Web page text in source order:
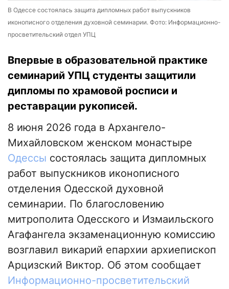
В Одессе состоялась защита дипломных работ выпускников
иконописного отделения духовной семинарии. Фото: Информационно-
просветительский отдел УПЦ
Впервые в образовательной практике
семинарий УПЦ студенты защитили
дипломы по храмовой росписи и
реставрации рукописей.
8 июня 2026 года в Архангело-
Михайловском женском монастыре
Одессы состоялась защита дипломных
работ выпускников иконописного
отделения Одесской духовной
семинарии. По благословению
митрополита Одесского и Измаильского
Агафангела экзаменационную комиссию
возглавил викарий епархии архиепископ
Арцизский Виктор. Об этом сообщает
Информационно-просветительский